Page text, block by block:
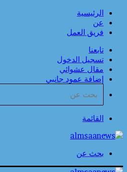
الرئيسية
عن
فريق العمل
تابعنا
تسجيل الدخول
مقال عشوائي
إضافة عمود جانبي
القائمة
بحث عن